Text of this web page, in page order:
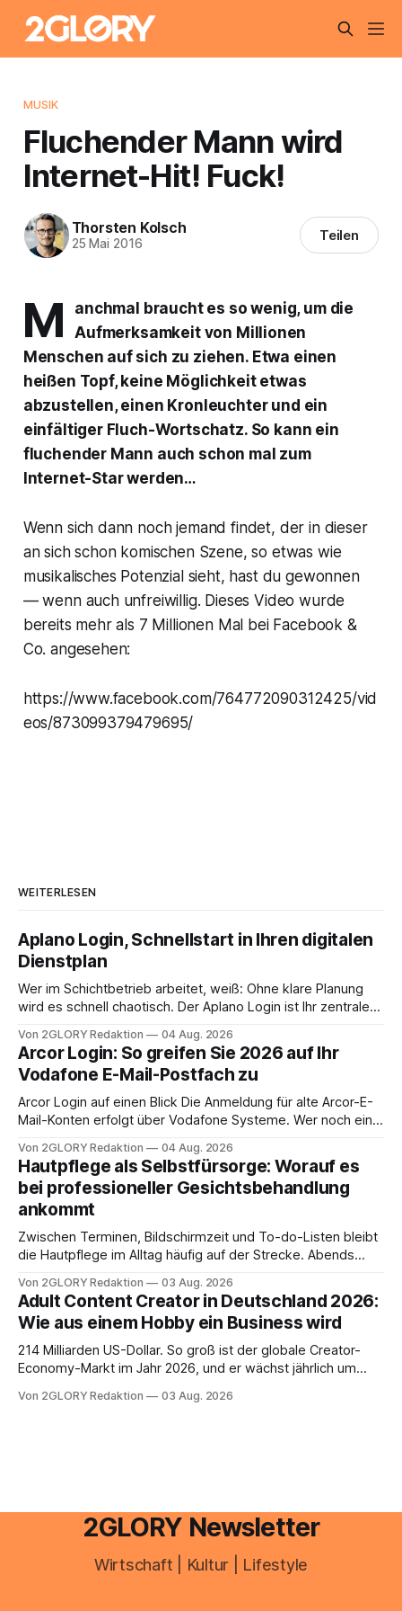
MUSIK
Fluchender Mann wird
Internet-Hit! Fuck!
Thorsten Kolsch
25 Mai 2016 Teilen
M
anchmal braucht es so wenig, um die
Aufmerksamkeit von Millionen
Menschen auf sich zu ziehen. Etwa einen
heißen Topf, keine Möglichkeit etwas
abzustellen, einen Kronleuchter und ein
einfältiger Fluch-Wortschatz. So kann ein
fluchender Mann auch schon mal zum
Internet-Star werden…
Wenn sich dann noch jemand findet, der in dieser
an sich schon komischen Szene, so etwas wie
musikalisches Potenzial sieht, hast du gewonnen
— wenn auch unfreiwillig. Dieses Video wurde
bereits mehr als 7 Millionen Mal bei Facebook &
Co. angesehen:
https://www.facebook.com/764772090312425/vid
eos/873099379479695/
WEITERLESEN
Aplano Login, Schnellstart in Ihren digitalen
Dienstplan
Wer im Schichtbetrieb arbeitet, weiß: Ohne klare Planung
wird es schnell chaotisch. Der Aplano Login ist Ihr zentraler
abwesenheiten und die gesamte kommunikation rund um
Ihr personal digital zu organisieren. In diesem Leitfaden
erfahren Sie alles, was Sie für einen reibungslosen Einstieg
brauchen, von der Registrierung
Von 2GLORY Redaktion 04 Aug. 2026
Arcor Login: So greifen Sie 2026 auf Ihr
Vodafone E-Mail-Postfach zu
Arcor Login auf einen Blick Die Anmeldung für alte Arcor-E-
Mail-Konten erfolgt über Vodafone Systeme. Wer noch eine
besitzt, loggt sich heute über das Vodafone E-Mail & Cloud
Portal ein. Der klassische Arcor Login über mail.
Von 2GLORY Redaktion 04 Aug. 2026
Hautpflege als Selbstfürsorge: Worauf es
bei professioneller Gesichtsbehandlung
ankommt
Zwischen Terminen, Bildschirmzeit und To-do-Listen bleibt
die Hautpflege im Alltag häufig auf der Strecke. Abends
Drogerie – mehr ist zeitlich oft nicht drin. Dabei reagiert die
Haut empfindlich auf Stress, Schlafmangel und
Umwelteinflüsse: Sie wirkt müde, spannt oder neigt zu
Unreinheiten. Professionelle
Von 2GLORY Redaktion 03 Aug. 2026
Adult Content Creator in Deutschland 2026:
Wie aus einem Hobby ein Business wird
214 Milliarden US-Dollar. So groß ist der globale Creator-
Economy-Markt im Jahr 2026, und er wächst jährlich um
ist längst ein ernstzunehmender Wirtschaftszweig. Weltweit
Von 2GLORY Redaktion 03 Aug. 2026
2GLORY Newsletter
Wirtschaft | Kultur | Lifestyle